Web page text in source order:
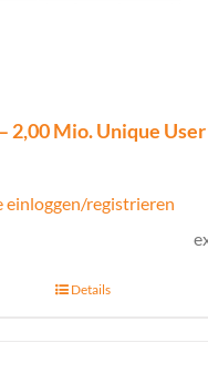
2,00 Mio. Unique User
einloggen/registrieren
Details